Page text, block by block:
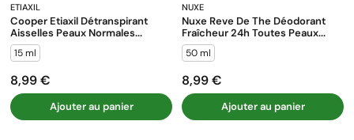
ETIAXIL
Cooper Etiaxil Détranspirant
Aisselles Peaux Normales...
15 ml
Prix
8,99 €
Ajouter au panier
NUXE
Nuxe Reve De The Déodorant
Fraîcheur 24h Toutes Peaux...
50 ml
Prix
8,99 €
Ajouter au panier